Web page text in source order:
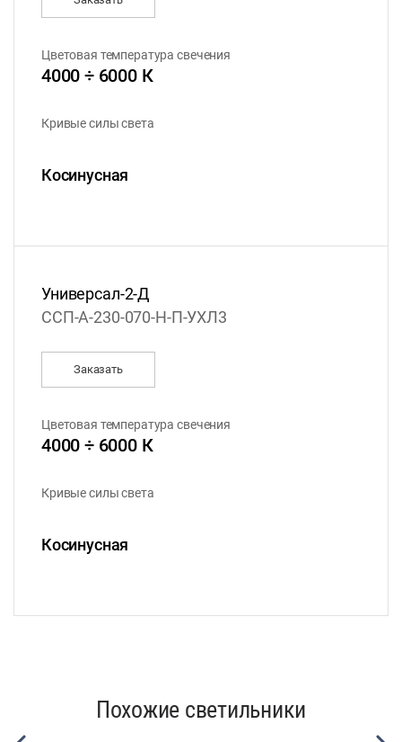
Цветовая температура свечения
4000 ÷ 6000 К
Кривые силы света
Косинусная
Универсал-2-Д
ССП-А-230-070-Н-П-УХЛ3
Заказать
Цветовая температура свечения
4000 ÷ 6000 К
Кривые силы света
Косинусная
Похожие светильники